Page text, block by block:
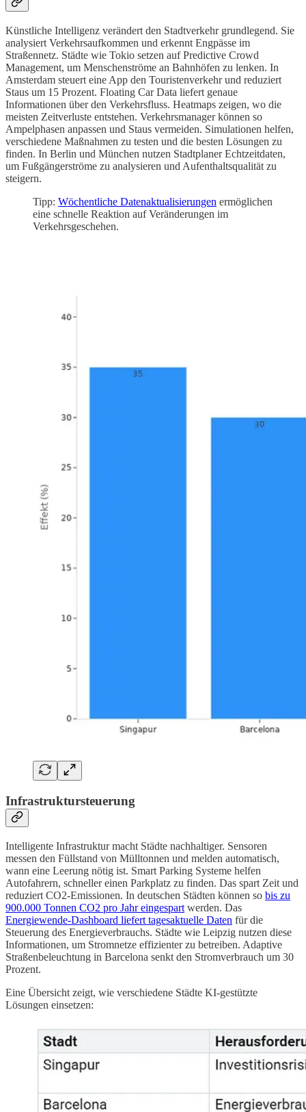
Künstliche Intelligenz verändert den Stadtverkehr grundlegend. Sie
analysiert Verkehrsaufkommen und erkennt Engpässe im
Straßennetz. Städte wie Tokio setzen auf Predictive Crowd
Management, um Menschenströme an Bahnhöfen zu lenken. In
Amsterdam steuert eine App den Touristenverkehr und reduziert
Staus um 15 Prozent. Floating Car Data liefert genaue
Informationen über den Verkehrsfluss. Heatmaps zeigen, wo die
meisten Zeitverluste entstehen. Verkehrsmanager können so
Ampelphasen anpassen und Staus vermeiden. Simulationen helfen,
verschiedene Maßnahmen zu testen und die besten Lösungen zu
finden. In Berlin und München nutzen Stadtplaner Echtzeitdaten,
um Fußgängerströme zu analysieren und Aufenthaltsqualität zu
steigern.
Tipp: Wöchentliche Datenaktualisierungen ermöglichen
eine schnelle Reaktion auf Veränderungen im
Verkehrsgeschehen.
Infrastruktursteuerung
Intelligente Infrastruktur macht Städte nachhaltiger. Sensoren
messen den Füllstand von Mülltonnen und melden automatisch,
wann eine Leerung nötig ist. Smart Parking Systeme helfen
Autofahrern, schneller einen Parkplatz zu finden. Das spart Zeit und
reduziert CO2-Emissionen. In deutschen Städten können so bis zu
900.000 Tonnen CO2 pro Jahr eingespart werden. Das
Energiewende-Dashboard liefert tagesaktuelle Daten für die
Steuerung des Energieverbrauchs. Städte wie Leipzig nutzen diese
Informationen, um Stromnetze effizienter zu betreiben. Adaptive
Straßenbeleuchtung in Barcelona senkt den Stromverbrauch um 30
Prozent.
Eine Übersicht zeigt, wie verschiedene Städte KI-gestützte
Lösungen einsetzen: